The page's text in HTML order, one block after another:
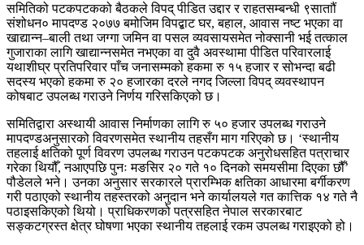
समितिको पटकपटकको बैठकले विपद् पीडित उद्दार र राहतसम्बन्धी ९साताौं
संशोधन० मापदण्ड २०७७ बमोजिम विपद्बाट घर, बहाल, आवास नष्ट भएका वा
खाद्यान्न–बाली तथा जग्गा जमिन वा पसल व्यवसायसमेत नोक्सानी भई तत्काल
गुजाराका लागि खाद्यान्नसमेत नभएका वा दुवै अवस्थामा पीडित परिवारलाई
यथाशीघ्र प्रतिपरिवार पाँच जनासम्मको हकमा रु १५ हजार र सोभन्दा बढी
सदस्य भएको हकमा रु २० हजारका दरले नगद जिल्ला विपद् व्यवस्थापन
कोषबाट उपलब्ध गराउने निर्णय गरिसकिएको छ।
समितिद्वारा अस्थायी आवास निर्माणका लागि रु ५० हजार उपलब्ध गराउने
मापदण्डअनुसारको विवरणसमेत स्थानीय तहसँग माग गरिएको छ। ‘स्थानीय
तहलाई क्षतिको पूर्ण विवरण उपलब्ध गराउन पटकपटक अनुरोधसहित पत्राचार
गरेका थियौँ, नआएपछि पुनः मङसिर २० गते १० दिनको समयसीमा दिएका छौँ’
पौडेलले भने। उनका अनुसार सरकारले प्रारम्भिक क्षतिका आधारमा बर्गीकरण
गरी पठाएको स्थानीय तहस्तरको अनुदान भने कार्यालयले गत कात्तिक १४ गते नै
पठाइसकिएको थियो। प्राधिकरणको पत्रसहित नेपाल सरकारबाट
सङ्कटग्रस्त क्षेत्र घोषणा भएका स्थानीय तहलाई रकम उपलब्ध गराइएको हो।